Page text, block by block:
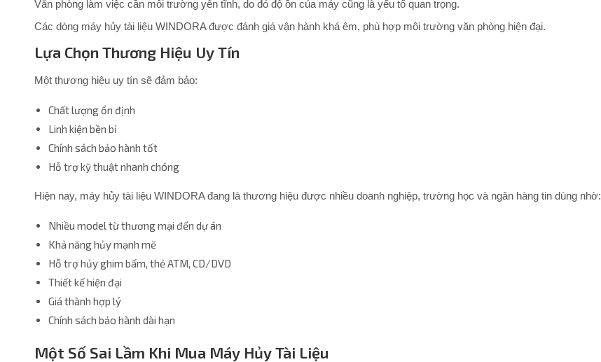
Văn phòng làm việc cần môi trường yên tĩnh, do đó độ ồn của máy cũng là yếu tố quan trọng.
Các dòng máy hủy tài liệu WINDORA được đánh giá vận hành khá êm, phù hợp môi trường văn phòng hiện đại.
Lựa Chọn Thương Hiệu Uy Tín
Một thương hiệu uy tín sẽ đảm bảo:
Chất lượng ổn định
Linh kiện bền bỉ
Chính sách bảo hành tốt
Hỗ trợ kỹ thuật nhanh chóng
Hiện nay, máy hủy tài liệu WINDORA đang là thương hiệu được nhiều doanh nghiệp, trường học và ngân hàng tin dùng nhờ:
Nhiều model từ thương mại đến dự án
Khả năng hủy mạnh mẽ
Hỗ trợ hủy ghim bấm, thẻ ATM, CD/DVD
Thiết kế hiện đại
Giá thành hợp lý
Chính sách bảo hành dài hạn
Một Số Sai Lầm Khi Mua Máy Hủy Tài Liệu